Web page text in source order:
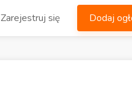
Zarejestruj się Dodaj